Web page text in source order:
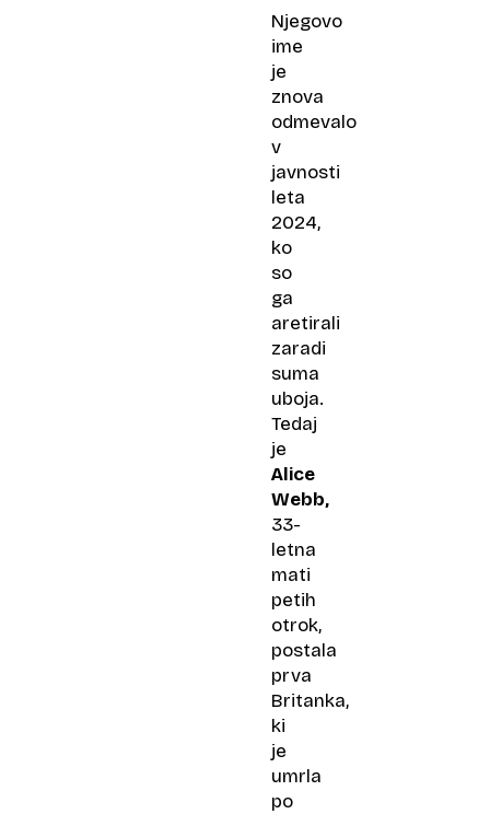
Njegovo
ime
je
znova
odmevalo
v
javnosti
leta
2024,
ko
so
ga
aretirali
zaradi
suma
uboja.
Tedaj
je
Alice
Webb,
33-
letna
mati
petih
otrok,
postala
prva
Britanka,
ki
je
umrla
po